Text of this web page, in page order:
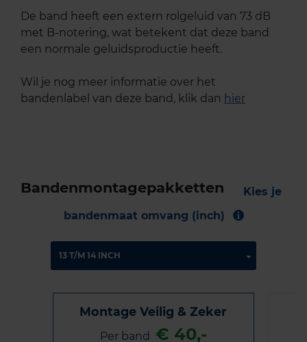
De band heeft een extern rolgeluid van 73 dB
met B-notering, wat betekent dat deze band
een normale geluidsproductie heeft.
Wil je nog meer informatie over het
bandenlabel van deze band, klik dan hier
Bandenmontagepakketten
Kies je
bandenmaat omvang (inch)
Montage Veilig & Zeker
Per band € 40,-